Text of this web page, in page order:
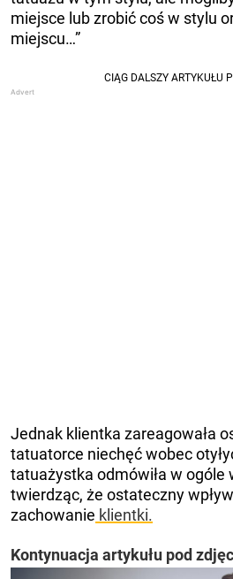
miejsce lub zrobić coś w stylu
miejscu…”
Jednak klientka zareagowała
tatuatorce niechęć wobec
tatuażystka odmówiła w ogóle
twierdząc, że ostateczny
zachowanie klientki.
Kontynuacja artykułu pod